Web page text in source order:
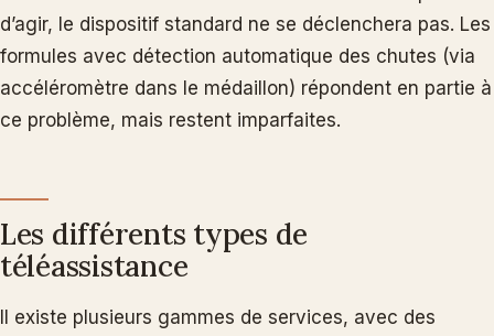
d’agir, le dispositif standard ne se déclenchera pas. Les
formules avec détection automatique des chutes (via
accéléromètre dans le médaillon) répondent en partie à
ce problème, mais restent imparfaites.
Les différents types de
téléassistance
Il existe plusieurs gammes de services, avec des